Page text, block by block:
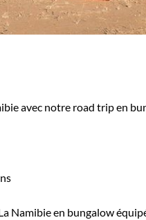
avec notre road trip en
Namibie en bungalow